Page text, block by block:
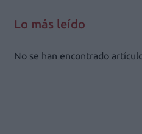
Lo más leído
No se han encontrado